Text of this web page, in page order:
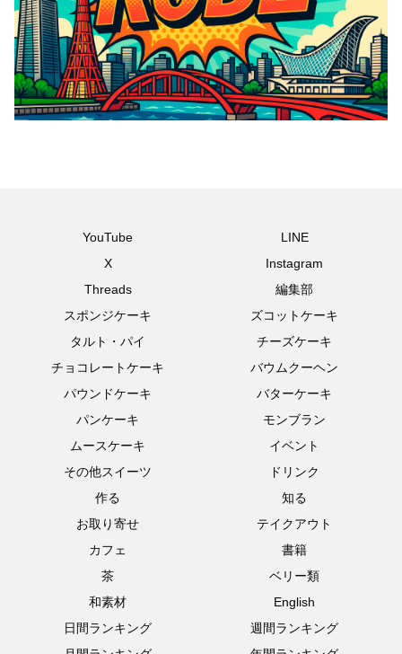
YouTube
LINE
X
Instagram
Threads
編集部
スポンジケーキ
ズコットケーキ
タルト・パイ
チーズケーキ
チョコレートケーキ
バウムクーヘン
パウンドケーキ
バターケーキ
パンケーキ
モンブラン
ムースケーキ
イベント
その他スイーツ
ドリンク
作る
知る
お取り寄せ
テイクアウト
カフェ
書籍
茶
ベリー類
和素材
English
日間ランキング
週間ランキング